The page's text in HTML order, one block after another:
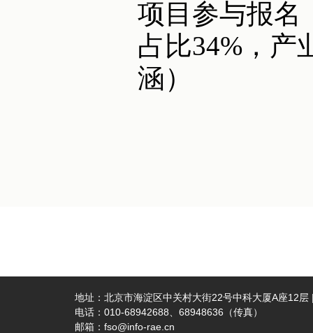
项目参与报名
占比34%，产
涵）
地址：北京市海淀区中关村大街22号中科大厦A座12层
电话：010-68942688、68948636（传真）
邮箱：fso@info-rae.cn